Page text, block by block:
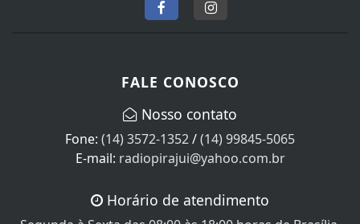
(14) 3572-1352/(14) 99845-5065
E-mail:radiopirajui@yahoo.com.br
Segunda à Sexta das 08:00 às 18:00 horas de Brasília.